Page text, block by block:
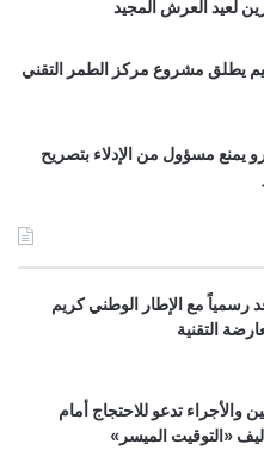
لعيد العرش المجيد
يطلق مشروع مركز الطمر التقني
يمنع مسؤول من الإدلاء بتصريح
رسمياً مع الإطار الوطني كريم
التقنية
والأجراء تدعو للاحتجاج أمام
«التوقيت الميسر»